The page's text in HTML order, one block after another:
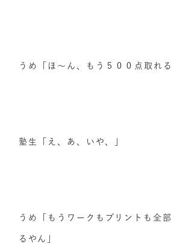
うめ「ほ～ん、もう５００点取れ
塾生「え、あ、いや、」
うめ「もうワークもプリントも全
るやん」